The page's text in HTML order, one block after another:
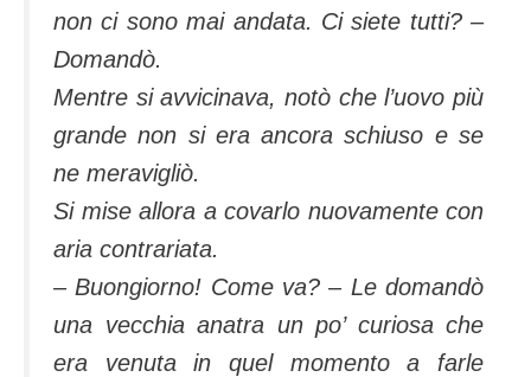
non ci sono mai andata. Ci siete tutti? –
Domandò.
Mentre si avvicinava, notò che l’uovo più
grande non si era ancora schiuso e se
ne meravigliò.
Si mise allora a covarlo nuovamente con
aria contrariata.
– Buongiorno! Come va? – Le domandò
una vecchia anatra un po’ curiosa che
era venuta in quel momento a farle